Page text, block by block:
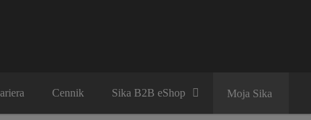
Cennik Sika B2B eShop Moja Sika